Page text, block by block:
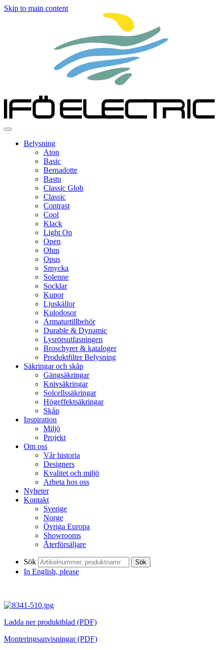
Skip to main content
Belysning
Aton
Basic
Bernadotte
Bastu
Classic Glob
Classic
Contrast
Cool
Klack
Light On
Open
Ohm
Opus
Smycka
Solenne
Socklar
Kupor
Ljuskällor
Kulodosor
Armaturtillbehör
Durable & Dynamic
Lysrörsutfasningen
Broschyrer & kataloger
Produktfilter Belysning
Säkringar och skåp
Gängsäkringar
Knivsäkringar
Solcellssäkringar
Högeffektsäkringar
Skåp
Inspiration
Miljö
Projekt
Om oss
Vår historia
Designers
Kvalitet och miljö
Arbeta hos oss
Nyheter
Kontakt
Sverige
Norge
Övriga Europa
Showrooms
Återförsäljare
Sök Sök
In English, please
Ladda ner produktblad (PDF)
Monteringsanvisningar (PDF)